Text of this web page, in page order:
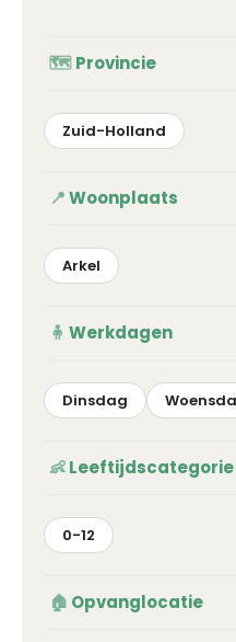
Provincie
Zuid-Holland
Woonplaats
Arkel
Werkdagen
Dinsdag
Leeftijdscategorie
0-12
Opvanglocatie